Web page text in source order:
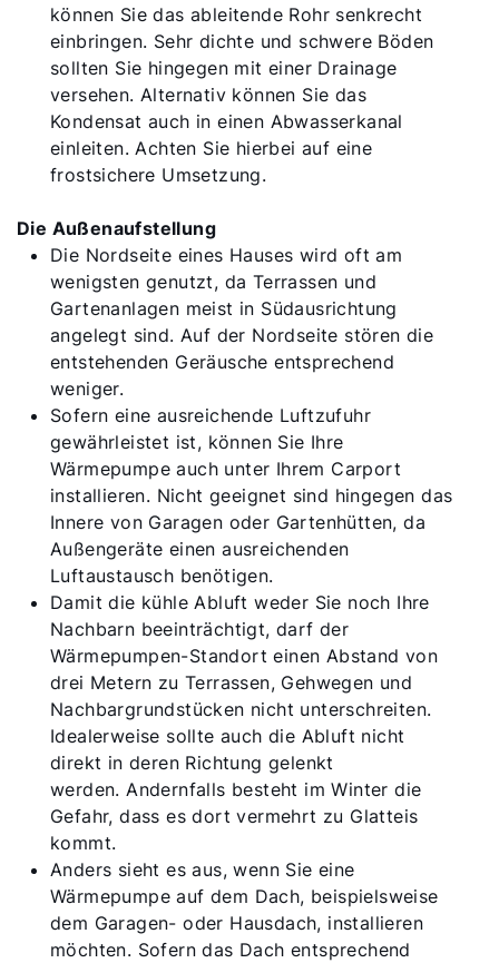
können Sie das ableitende Rohr senkrecht
einbringen. Sehr dichte und schwere Böden
sollten Sie hingegen mit einer Drainage
versehen. Alternativ können Sie das
Kondensat auch in einen Abwasserkanal
einleiten. Achten Sie hierbei auf eine
frostsichere Umsetzung.
Die Außenaufstellung
Die Nordseite eines Hauses wird oft am
wenigsten genutzt, da Terrassen und
Gartenanlagen meist in Südausrichtung
angelegt sind. Auf der Nordseite stören die
entstehenden Geräusche entsprechend
weniger.
Sofern eine ausreichende Luftzufuhr
gewährleistet ist, können Sie Ihre
Wärmepumpe auch unter Ihrem Carport
installieren. Nicht geeignet sind hingegen das
Innere von Garagen oder Gartenhütten, da
Außengeräte einen ausreichenden
Luftaustausch benötigen.
Damit die kühle Abluft weder Sie noch Ihre
Nachbarn beeinträchtigt, darf der
Wärmepumpen-Standort einen Abstand von
drei Metern zu Terrassen, Gehwegen und
Nachbargrundstücken nicht unterschreiten.
Idealerweise sollte auch die Abluft nicht
direkt in deren Richtung gelenkt
werden. Andernfalls besteht im Winter die
Gefahr, dass es dort vermehrt zu Glatteis
kommt.
Anders sieht es aus, wenn Sie eine
Wärmepumpe auf dem Dach, beispielsweise
dem Garagen- oder Hausdach, installieren
möchten. Sofern das Dach entsprechend